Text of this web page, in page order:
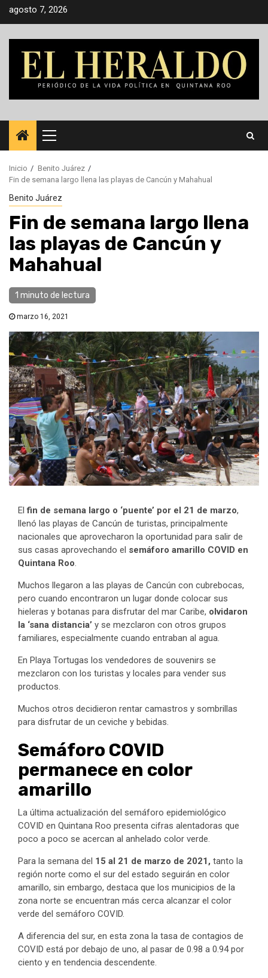
Saltar
agosto 7, 2026
Menú
principal
Inicio
Benito Juárez
Fin de semana largo llena las playas de Cancún y Mahahual
Benito Juárez
Fin de semana largo llena
las playas de Cancún y
Mahahual
1 minuto de lectura
marzo 16, 2021
Elfin de semana largo o ‘puente’ por el 21 de marzo,
llenó las playas de Cancún de turistas, principalmente
nacionales que aprovecharon la oportunidad para salir de
sus casas aprovechando el semáforo amarillo COVID en
Quintana Roo.
Muchos llegaron a las playas de Cancún con cubrebocas,
pero cuando encontraron un lugar donde colocar sus
hieleras y botanas para disfrutar del mar Caribe, olvidaron
la ‘sana distancia’ y se mezclaron con otros grupos
familiares, especialmente cuando entraban al agua.
En Playa Tortugas los vendedores de souvenirs se
mezclaron con los turistas y locales para vender sus
productos.
Muchos otros decidieron rentar camastros y sombrillas
para disfrutar de un ceviche y bebidas.
Semáforo COVID
permanece en color
amarillo
La última actualización del semáforo epidemiológico
COVID en Quintana Roo presenta cifras alentadoras que
poco a poco se acercan al anhelado color verde.
Para la semana del 15 al 21 de marzo de 2021, tanto la
región norte como el sur del estado seguirán en color
amarillo, sin embargo, destaca que los municipios de la
zona norte se encuentran más cerca alcanzar el color
verde del semáforo COVID.
A diferencia del sur, en esta zona la tasa de contagios de
COVID está por debajo de uno, al pasar de 0.98 a 0.94 por
ciento y en tendencia descendente.